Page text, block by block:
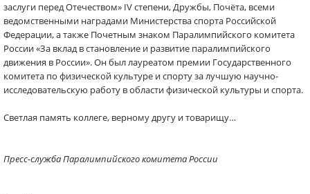
заслуги перед Отечеством» IV степени, Дружбы, Почёта, всеми
ведомственными наградами Министерства спорта Российской
Федерации, а также Почетным знаком Паралимпийского комитета
России «За вклад в становление и развитие паралимпийского
движения в России». Он был лауреатом премии Государственного
комитета по физической культуре и спорту за лучшую научно-
исследовательскую работу в области физической культуры и спорта.
Светлая память коллеге, верному другу и товарищу…
Пресс-служба Паралимпийского комитета России